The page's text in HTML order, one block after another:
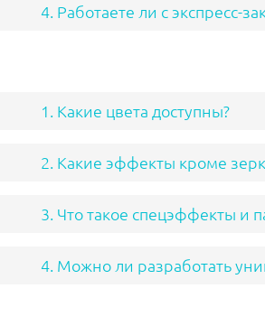
4. Работаете ли с экспресс-
1. Какие цвета доступны?
2. Какие эффекты кроме
3. Что такое спецэффекты и
4. Можно ли разработать